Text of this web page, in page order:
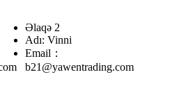
Əlaqə 2
Adı: Vinni
Email：
b21@yawentrading.com